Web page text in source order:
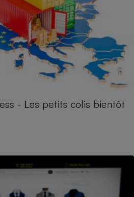
- Les petits colis bientôt